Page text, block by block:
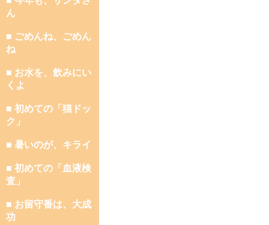
ん
■ ごめんね、ごめん
ね
■ お水を、飲みにい
くよ
■ 初めての「猫ドッ
ク」
■ 暑いのが、キライ
■ 初めての「血液検
査」
■ お留守番は、大成
功